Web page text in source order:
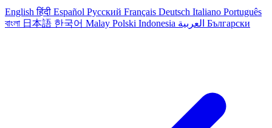
English हिंदी Español Русский Français Deutsch Italiano Português
বাংলা 日本語 한국어 Malay Polski Indonesia العربية Български